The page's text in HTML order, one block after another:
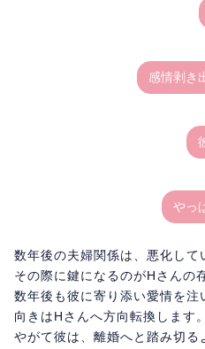
感情剥き
やっ
数年後の夫婦関係は、悪化して
その際に鍵になるのがHさんの
数年後も彼に寄り添い愛情を
向きはHさんへ方向転換します。
やがて彼は、離婚へと踏み切る